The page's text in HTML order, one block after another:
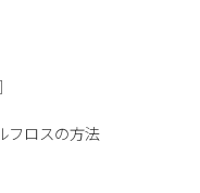
フロスの方法